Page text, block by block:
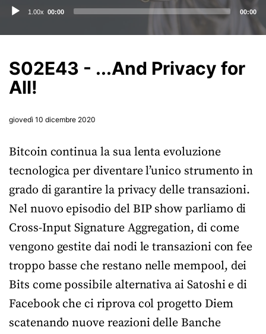
Audio
1.00x 00:00 00:00
S02E43 - ...And Privacy for
All!
giovedì 10 dicembre 2020
Bitcoin continua la sua lenta evoluzione
tecnologica per diventare l’unico strumento in
grado di garantire la privacy delle transazioni.
Nel nuovo episodio del BIP show parliamo di
Cross-Input Signature Aggregation, di come
vengono gestite dai nodi le transazioni con fee
troppo basse che restano nelle mempool, dei
Bits come possibile alternativa ai Satoshi e di
Facebook che ci riprova col progetto Diem
scatenando nuove reazioni delle Banche